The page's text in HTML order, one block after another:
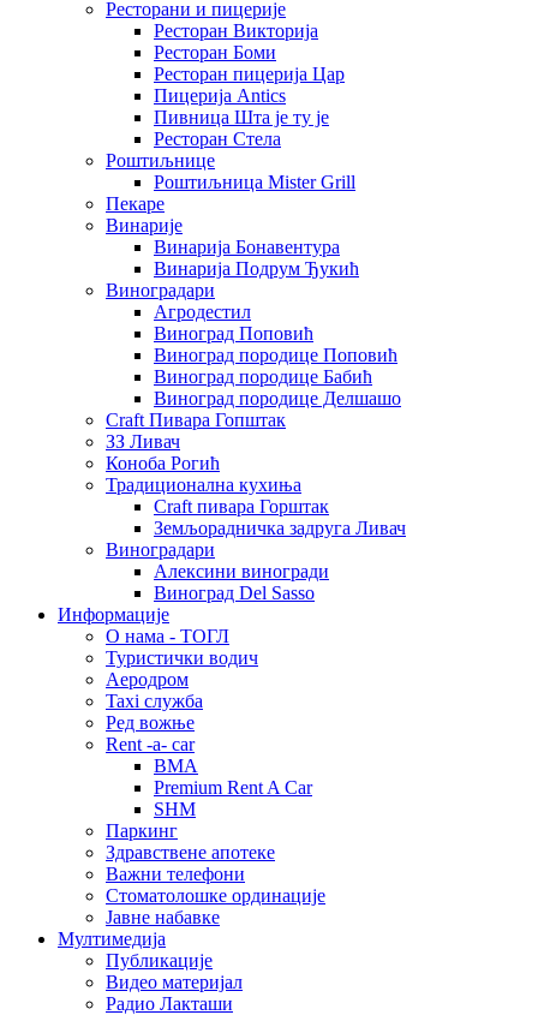
Ресторани и пицерије
Ресторан Викторија
Ресторан Боми
Ресторан пицерија Цар
Пицерија Аntics
Пивница Шта је ту је
Ресторан Стела
Роштиљнице
Роштиљница Mister Grill
Пекаре
Винарије
Винарија Бонавентура
Винарија Подрум Ђукић
Виноградари
Агродестил
Виноград Поповић
Виноград породице Поповић
Виноград породице Бабић
Виноград породице Делшашо
Craft Пивара Гопштак
ЗЗ Ливач
Коноба Рогић
Традиционална кухиња
Craft пивара Горштак
Земљорадничка задруга Ливач
Виноградари
Алексини виногради
Виноград Del Sasso
Информације
О нама - ТОГЛ
Туристички водич
Аеродром
Taxi служба
Ред вожње
Rent -a- car
BMA
Premium Rent A Car
SHM
Паркинг
Здравствене апотеке
Важни телефони
Стоматолошке ординације
Јавне набавке
Мултимедија
Публикације
Видео материјал
Радио Лакташи